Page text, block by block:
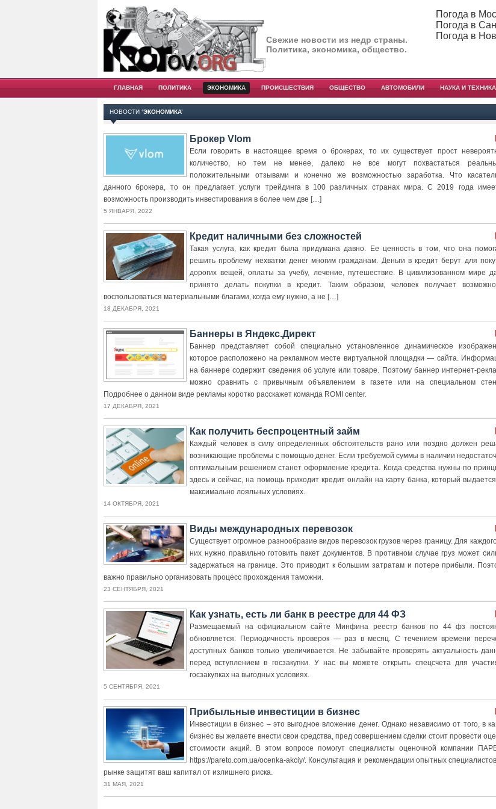
Свежие новости из недр страны.
Политика, экономика, общество.
Погода в
Погода в
Погода в
ГЛАВНАЯ ПОЛИТИКА ЭКОНОМИКА ПРОИСШЕСТВИЯ ОБЩЕСТВО АВТОМОБИЛИ НАУКА И ТЕХНИКА
НОВОСТИ ‘ЭКОНОМИКА’
Брокер Vlom
Если говорить в настоящее время о брокерах, то их существует прост
количество, но тем не менее, далеко не все могут похвастаться
положительными отзывами и конечно же возможностью заработка. Что
данного брокера, то он предлагает услуги трейдинга в 100 различных странах мира. С 2019 года
возможность производить инвестирования в более чем две […]
5 ЯНВАРЯ, 2022
Кредит наличными без сложностей
Такая услуга, как кредит была придумана давно. Ее ценность в том, что она
решить проблему нехватки денег многим гражданам. Деньги в кредит берут для
дорогих вещей, оплаты за учебу, лечение, путешествие. В цивилизованном мире
принято делать покупки в кредит. Таким образом, человек получает
воспользоваться материальными благами, когда ему нужно, а не […]
18 ДЕКАБРЯ, 2021
Баннеры в Яндекс.Директ
Баннер представляет собой специально установленное динамическое
которое расположено на рекламном месте виртуальной площадки — сайта.
на баннере содержит сведения об услуге или товаре. Поэтому баннер интернет-
можно сравнить с привычным объявлением в газете или на специальном
Подробнее о данном виде рекламы коротко расскажет команда ROMI center.
17 ДЕКАБРЯ, 2021
Как получить беспроцентный займ
Каждый человек в силу определенных обстоятельств рано или поздно должен
возникающие проблемы с помощью денег. Если требуемой суммы в наличии
оптимальным решением станет оформление кредита. Когда средства нужны по
здесь и сейчас, на помощь приходит кредит онлайн на карту банка, который
максимально лояльных условиях.
14 ОКТЯБРЯ, 2021
Виды международных перевозок
Существует огромное разнообразие видов перевозок грузов через границу. Для
них нужно правильно готовить пакет документов. В противном случае груз может
задержаться на границе. Это приводит к большим затратам и потере прибыли.
важно правильно организовать процесс прохождения таможни.
23 СЕНТЯБРЯ, 2021
Как узнать, есть ли банк в реестре для 44 ФЗ
Размещаемый на официальном сайте Минфина реестр банков по 44 фз
обновляется. Периодичность проверок — раз в месяц. С течением времени
доступных банков только увеличивается. Не забывайте проверять актуальность
перед вступлением в госзакупки. У нас вы можете открыть спецсчета для
госзакупках на выгодных условиях.
5 СЕНТЯБРЯ, 2021
Прибыльные инвестиции в бизнес
Инвестиции в бизнес – это выгодное вложение денег. Однако независимо от того, в
бизнес вы желаете внести свои средства, пред совершением сделки стоит провести
стоимости акций. В этом вопросе помогут специалисты оценочной компании
https://pareto.com.ua/ocenka-akciy/. Консультация и рекомендации опытных
рынке защитят ваш капитал от излишнего риска.
31 МАЯ, 2021